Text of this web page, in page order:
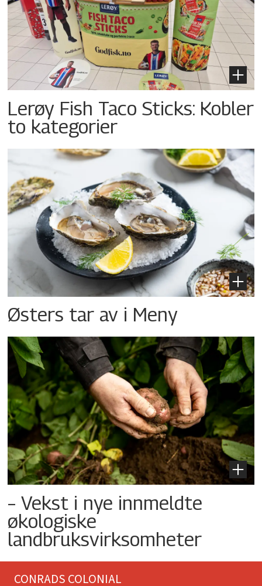
Lerøy Fish Taco Sticks: Kobler
to kategorier
Østers tar av i Meny
– Vekst i nye innmeldte
økologiske
landbruksvirksomheter
CONRADS COLONIAL